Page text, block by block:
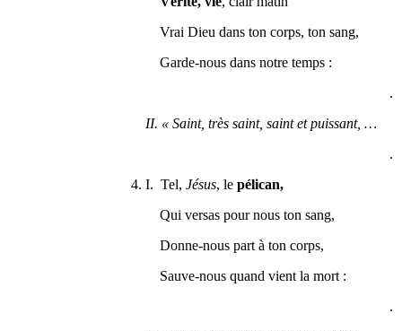
Vrai Dieu dans ton corps, ton sang,
Garde-nous dans notre temps :
.
II. « Saint, très saint, saint et puissant, …
.
4. I. Tel,Jésus, lepélican,
Qui versas pour nous ton sang,
Donne-nous part à ton corps,
Sauve-nous quand vient la mort :
.